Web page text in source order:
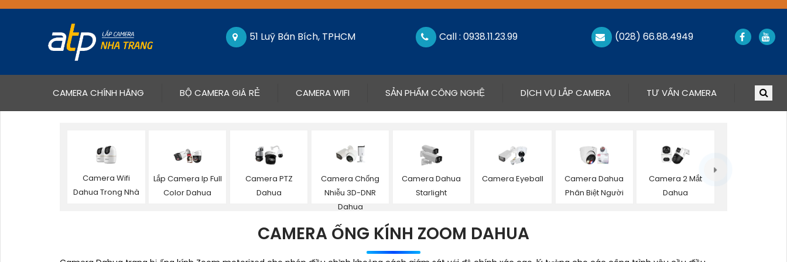
51 Luỹ Bán Bích, TPHCM Call : 0938.11.23.99 (028) 66.88.4949
CAMERA CHÍNH HÃNG(CURRENT)BỘ CAMERA GIÁ RẺ CAMERA WIFI SẢN PHẨM CÔNG NGHỆ DỊCH VỤ LẮP CAMERA TƯ VẤN CAMERA
Camera Wifi
Dahua Trong Nhà
Lắp Camera Ip Full
Color Dahua
Camera PTZ
Dahua
Camera Chống
Nhiễu 3D-DNR
Dahua
Camera Dahua
Starlight
Camera Eyeball
Camera Dahua
Phân Biệt Người
Camera 2 Mắt
Dahua
CAMERA ỐNG KÍNH ZOOM DAHUA